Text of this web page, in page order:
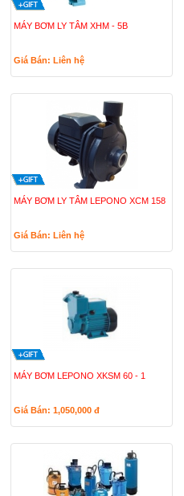
MÁY BƠM LY TÂM XHM - 5B
Giá Bán: Liên hệ
MÁY BƠM LY TÂM LEPONO XCM 158
Giá Bán: Liên hệ
MÁY BƠM LEPONO XKSM 60 - 1
Giá Bán: 1,050,000 đ